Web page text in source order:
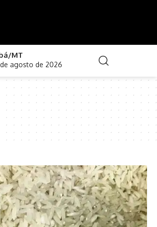
MT
agosto de 2026